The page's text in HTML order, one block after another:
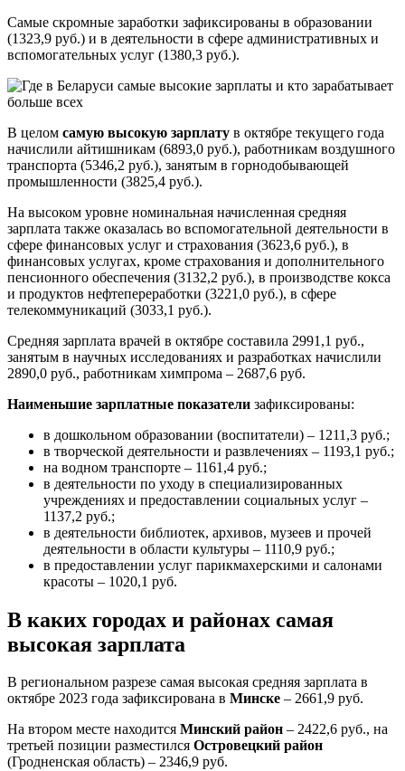
Самые скромные заработки зафиксированы в образовании
(1323,9 руб.) и в деятельности в сфере административных и
вспомогательных услуг (1380,3 руб.).
В целом самую высокую зарплату в октябре текущего года
начислили айтишникам (6893,0 руб.), работникам воздушного
транспорта (5346,2 руб.), занятым в горнодобывающей
промышленности (3825,4 руб.).
На высоком уровне номинальная начисленная средняя
зарплата также оказалась во вспомогательной деятельности в
сфере финансовых услуг и страхования (3623,6 руб.), в
финансовых услугах, кроме страхования и дополнительного
пенсионного обеспечения (3132,2 руб.), в производстве кокса
и продуктов нефтепереработки (3221,0 руб.), в сфере
телекоммуникаций (3033,1 руб.).
Средняя зарплата врачей в октябре составила 2991,1 руб.,
занятым в научных исследованиях и разработках начислили
2890,0 руб., работникам химпрома – 2687,6 руб.
Наименьшие зарплатные показатели зафиксированы:
в дошкольном образовании (воспитатели) – 1211,3 руб.;
в творческой деятельности и развлечениях – 1193,1 руб.;
на водном транспорте – 1161,4 руб.;
в деятельности по уходу в специализированных
учреждениях и предоставлении социальных услуг –
1137,2 руб.;
в деятельности библиотек, архивов, музеев и прочей
деятельности в области культуры – 1110,9 руб.;
в предоставлении услуг парикмахерскими и салонами
красоты – 1020,1 руб.
В каких городах и районах самая
высокая зарплата
В региональном разрезе самая высокая средняя зарплата в
октябре 2023 года зафиксирована в Минске – 2661,9 руб.
На втором месте находится Минский район – 2422,6 руб., на
третьей позиции разместился Островецкий район
(Гродненская область) – 2346,9 руб.